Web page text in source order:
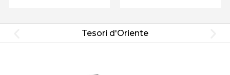
Tesori d'Oriente